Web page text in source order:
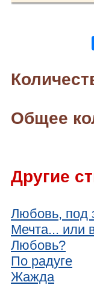
Общее
Другие
Любовь, под
Мечта... или
Любовь?
По радуге
Жажда